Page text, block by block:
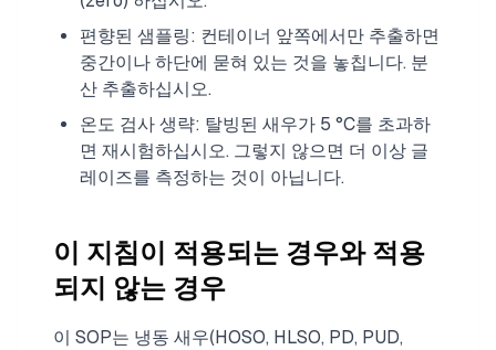
편향된 샘플링: 컨테이너 앞쪽에서만 추출하면
중간이나 하단에 묻혀 있는 것을 놓칩니다. 분
산 추출하십시오.
온도 검사 생략: 탈빙된 새우가 5 °C를 초과하
면 재시험하십시오. 그렇지 않으면 더 이상 글
레이즈를 측정하는 것이 아닙니다.
이 지침이 적용되는 경우와 적용
되지 않는 경우
이 SOP는 냉동 새우(HOSO, HLSO, PD, PUD,